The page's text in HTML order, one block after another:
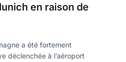
en raison de
a été fortement
déclenchée à l’aéroport